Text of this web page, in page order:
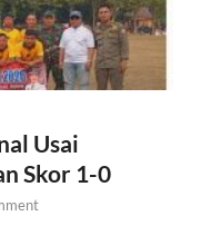
Usai
Skor 1-0